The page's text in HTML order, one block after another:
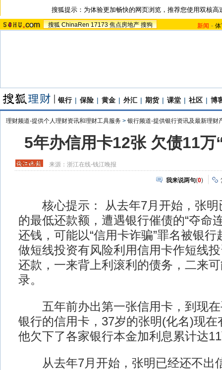
搜狐提示：为体验更加畅快的网页浏览，推荐您使用双核高
搜狐 ChinaRen 17173 焦点房地产 搜狗 新闻 -
银行 | 保险 | 黄金 | 外汇 | 期货 | 课堂 | 社区 | 博
理财频道-提供个人理财资讯和理财工具服务 > 银行频道-提供银行资讯及最新理财
5年办信用卡12张 欠债11万
来源： 浙江在线-钱江晚报
我来说两句(0)
核心提示： 从去年7月开始，张明
的最低还款额，遭遇银行催债的“夺命
还钱，可能以“信用卡诈骗”罪名被银
做短线投资有风险利用信用卡作短线
还款，一来背上利滚利的债务，二来
录。
五年前办出第一张信用卡，到现在
银行的信用卡，37岁的张明(化名)现在
他欠下了各家银行本金加利息累计达
从去年7月开始，张明已经还不出